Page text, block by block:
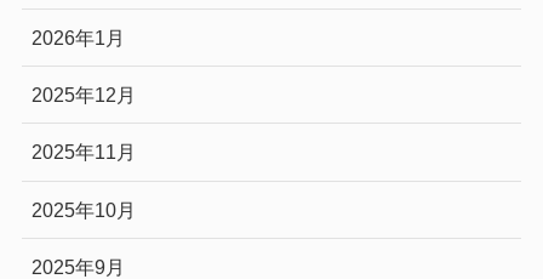
2026年1月
2025年12月
2025年11月
2025年10月
2025年9月